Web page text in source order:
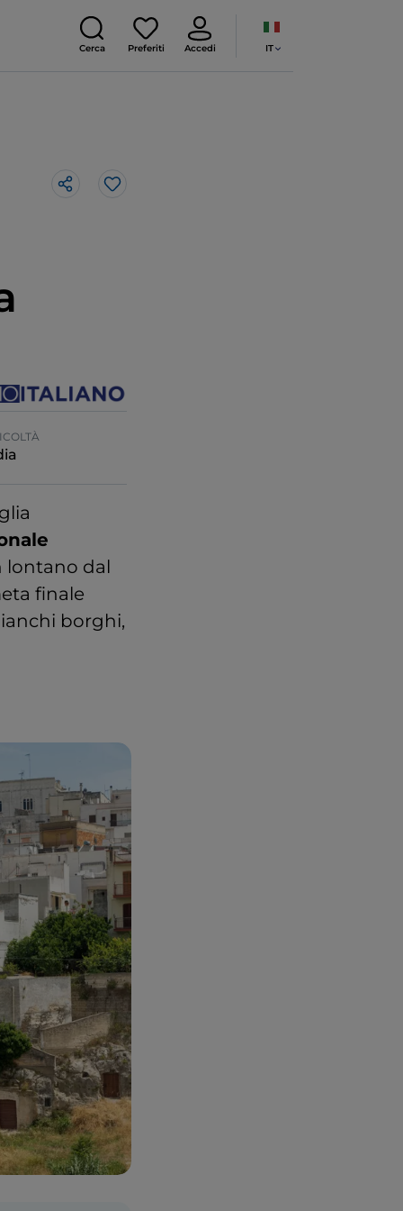
Cerca Preferiti Accedi IT
lontano dal
finale
borghi,
Like